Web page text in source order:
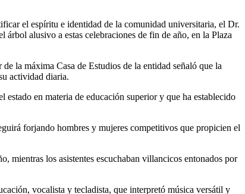
el espíritu e identidad de la comunidad universitaria, el Dr.
alusivo a estas celebraciones de fin de año, en la Plaza
la máxima Casa de Estudios de la entidad señaló que la
actividad diaria.
en materia de educación superior y que ha establecido
forjando hombres y mujeres competitivos que propicien el
mientras los asistentes escuchaban villancicos entonados por
vocalista y tecladista, que interpretó música versátil y